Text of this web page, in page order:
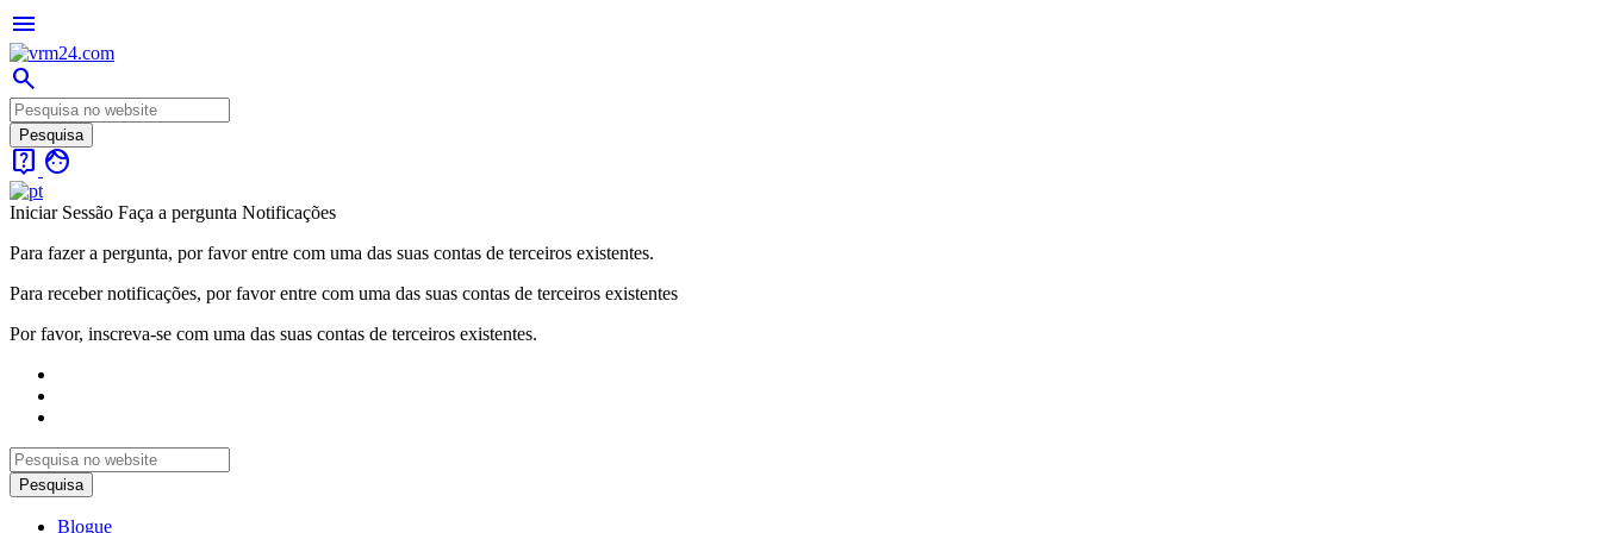
menu
search
live_help face
Iniciar Sessão Faça a pergunta Notificações
Para fazer a pergunta, por favor entre com uma das suas contas de terceiros existentes.
Para receber notificações, por favor entre com uma das suas contas de terceiros existentes
Por favor, inscreva-se com uma das suas contas de terceiros existentes.
Blogue